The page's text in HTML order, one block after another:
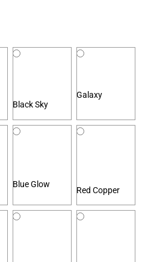
Black Sky
Galaxy
Blue Glow
Red Copper